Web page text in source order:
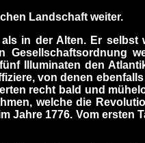
Landschaft weiter.
in der Alten. Er selbst
Illuminaten den
von denen
recht bald und
welche die
Jahre 1776. Vom ersten